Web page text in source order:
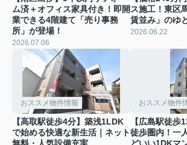
ム済＋オフィス家具付き！即開
業できる4階建て「売り事務
所」が登場！
2026.07.06
ス施工！東区
賃並み」のゆ
2026.06.22
おススメ物件情報
【高取駅徒歩4分】築浅1LDK
で始める快適な新生活｜ネット
おススメ物件
【広島駅徒歩
徒歩圏内！一